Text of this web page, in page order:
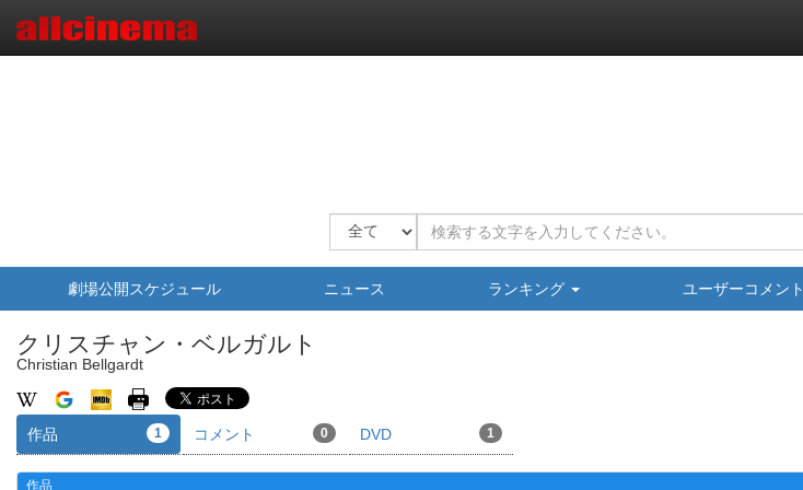
劇場公開スケジュール ニュース ランキング ユーザーコメント
クリスチャン・ベルガルト
Christian Bellgardt
作品 1 コメント 0 DVD 1
作品